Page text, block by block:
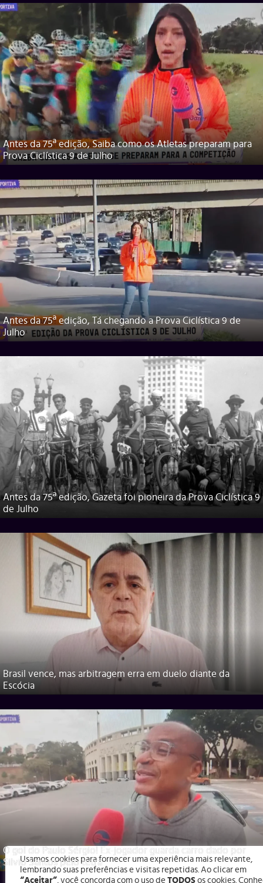
Antes da 75ª edição, Saiba como os Atletas preparam para
Prova Ciclística 9 de Julho
Antes da 75ª edição, Tá chegando a Prova Ciclística 9 de
Julho
Antes da 75ª edição, Gazeta foi pioneira da Prova Ciclística 9
de Julho
Brasil vence, mas arbitragem erra em duelo diante da
Escócia
O gol do Paulo Sérgio! Ex-jogador guarda carro dado por
Silvio Santos pelo tetra
Usamos cookies para fornecer uma experiência mais relevante,
lembrando suas preferências e visitas repetidas. Ao clicar em
“Aceitar”, você concorda com o uso de TODOSos cookies.